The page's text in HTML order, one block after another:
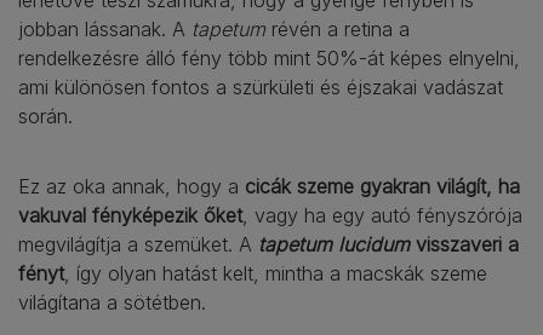
jobban lássanak. A tapetum révén a retina a
rendelkezésre álló fény több mint 50%-át képes elnyelni,
ami különösen fontos a szürkületi és éjszakai vadászat
során.
Ez az oka annak, hogy a cicák szeme gyakran világít, ha
vakuval fényképezik őket, vagy ha egy autó fényszórója
megvilágítja a szemüket. A tapetum lucidumvisszaveri a
fényt, így olyan hatást kelt, mintha a macskák szeme
világítana a sötétben.